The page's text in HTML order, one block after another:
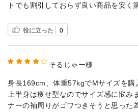
トでも割引しておらず良い商品を安く
役に立った 0
そるじゃー様
身長169cm、体重57kgでMサイズを購
上半身は痩せ型なのでサイズ感に悩み
ナーの袖周りがゴワつきそうと思った